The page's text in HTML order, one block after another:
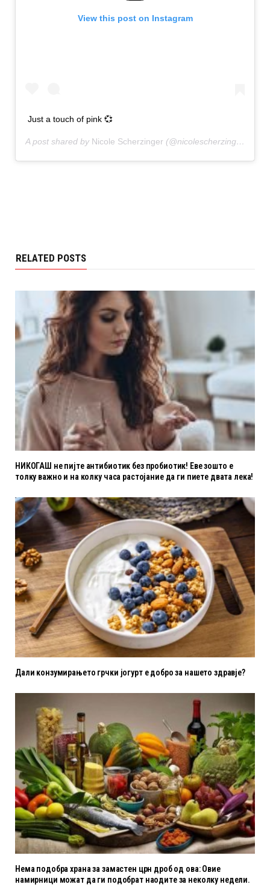
View this post on Instagram
Just a touch of pink 💞
A post shared by Nicole Scherzinger (@nicolescherzinger) on
RELATED POSTS
НИКОГАШ не пијте антибиотик без пробиотик! Еве зошто е
толку важно и на колку часа растојание да ги пиете двата лека!
Дали конзумирањето грчки јогурт е добро за нашето здравје?
Нема подобра храна за замастен црн дроб од ова: Овие
намирници можат да ги подобрат наодите за неколку недели.